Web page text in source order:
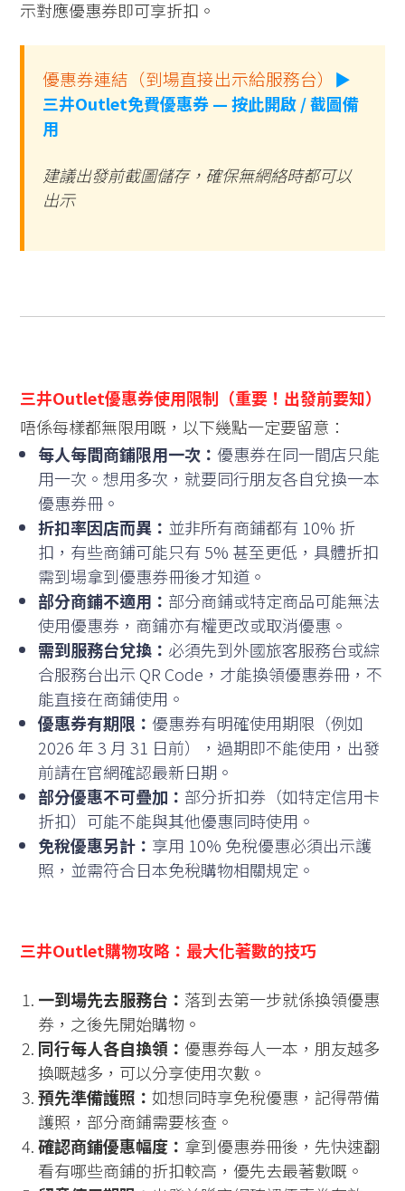
示對應優惠券即可享折扣。
優惠券連結（到場直接出示給服務台） ▶
三井Outlet免費優惠券 — 按此開啟 / 截圖備
用
建議出發前截圖儲存，確保無網絡時都可以
出示
三井Outlet優惠券使用限制（重要！出發前要知）
唔係每樣都無限用嘅，以下幾點一定要留意：
每人每間商鋪限用一次： 優惠券在同一間店只能
用一次。想用多次，就要同行朋友各自兌換一本
優惠券冊。
折扣率因店而異： 並非所有商鋪都有 10% 折
扣，有些商鋪可能只有 5% 甚至更低，具體折扣
需到場拿到優惠券冊後才知道。
部分商鋪不適用： 部分商鋪或特定商品可能無法
使用優惠券，商鋪亦有權更改或取消優惠。
需到服務台兌換： 必須先到外國旅客服務台或綜
合服務台出示 QR Code，才能換領優惠券冊，不
能直接在商鋪使用。
優惠券有期限： 優惠券有明確使用期限（例如
2026 年 3 月 31 日前），過期即不能使用，出發
前請在官網確認最新日期。
部分優惠不可疊加： 部分折扣券（如特定信用卡
折扣）可能不能與其他優惠同時使用。
免稅優惠另計： 享用 10% 免稅優惠必須出示護
照，並需符合日本免稅購物相關規定。
三井Outlet購物攻略：最大化著數的技巧
一到場先去服務台： 落到去第一步就係換領優惠
券，之後先開始購物。
同行每人各自換領： 優惠券每人一本，朋友越多
換嘅越多，可以分享使用次數。
預先準備護照：如想同時享免稅優惠，記得帶備
護照，部分商鋪需要核查。
確認商鋪優惠幅度： 拿到優惠券冊後，先快速翻
看有哪些商鋪的折扣較高，優先去最著數嘅。